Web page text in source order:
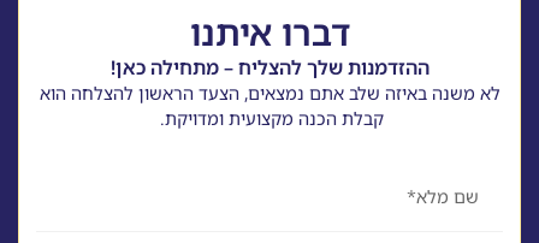
דברו איתנו
ההזדמנות שלך להצליח – מתחילה כאן!
לא משנה באיזה שלב אתם נמצאים, הצעד הראשון להצלחה הוא
קבלת הכנה מקצועית ומדויקת.